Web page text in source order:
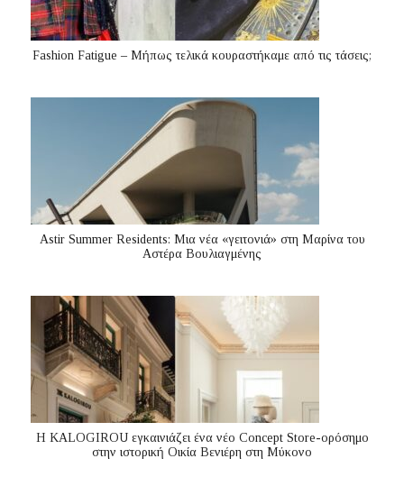
Fashion Fatigue – Μήπως τελικά κουραστήκαμε από τις τάσεις;
Astir Summer Residents: Μια νέα «γειτονιά» στη Μαρίνα του
Αστέρα Βουλιαγμένης
Η KALOGIROU εγκαινιάζει ένα νέο Concept Store-ορόσημο
στην ιστορική Οικία Βενιέρη στη Μύκονο